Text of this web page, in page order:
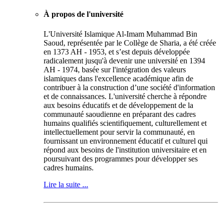
À propos de l'université
L'Université Islamique Al-Imam Muhammad Bin
Saoud, représentée par le Collège de Sharia, a été créée
en 1373 AH - 1953, et s’est depuis développée
radicalement jusqu'à devenir une université en 1394
AH - 1974, basée sur l'intégration des valeurs
islamiques dans l'excellence académique afin de
contribuer à la construction d’une société d'information
et de connaissances. L'université cherche à répondre
aux besoins éducatifs et de développement de la
communauté saoudienne en préparant des cadres
humains qualifiés scientifiquement, culturellement et
intellectuellement pour servir la communauté, en
fournissant un environnement éducatif et culturel qui
répond aux besoins de l'institution universitaire et en
poursuivant des programmes pour développer ses
cadres humains.
Lire la suite ...